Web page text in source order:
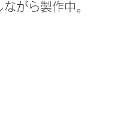
がら製作中。